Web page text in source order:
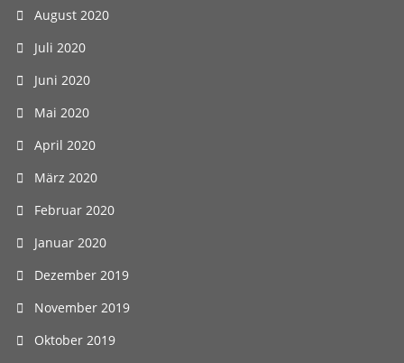
August 2020
Juli 2020
Juni 2020
Mai 2020
April 2020
März 2020
Februar 2020
Januar 2020
Dezember 2019
November 2019
Oktober 2019